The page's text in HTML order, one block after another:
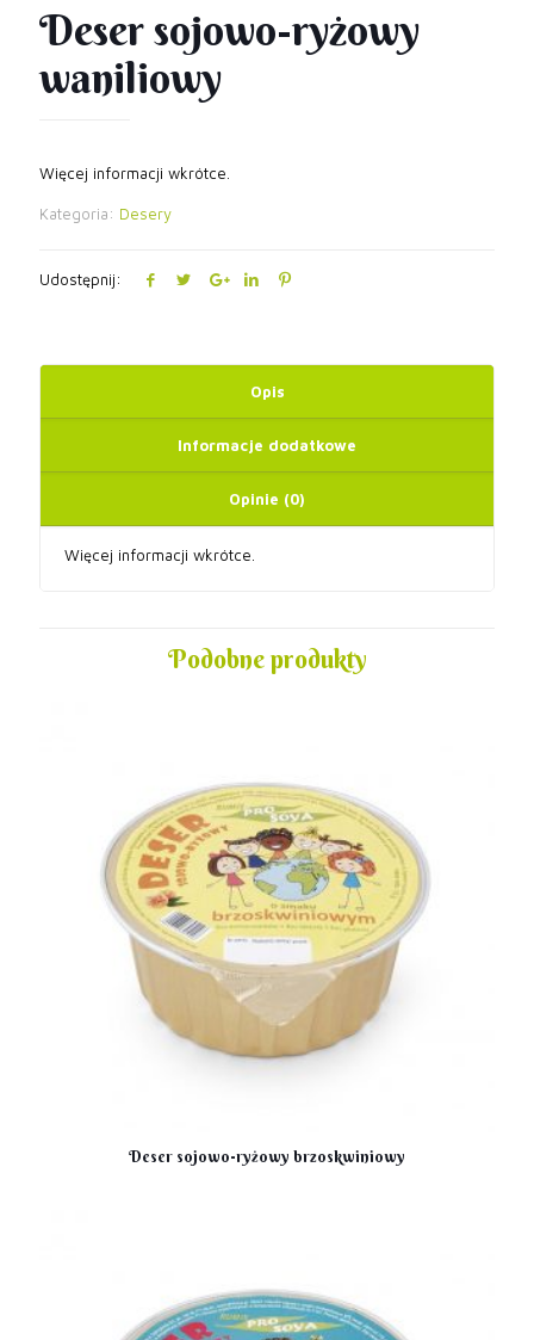
Deser sojowo-ryżowy
waniliowy
Więcej informacji wkrótce.
Kategoria: Desery
Udostępnij:
Opis
Informacje dodatkowe
Opinie (0)
Więcej informacji wkrótce.
Podobne produkty
Deser sojowo-ryżowy brzoskwiniowy